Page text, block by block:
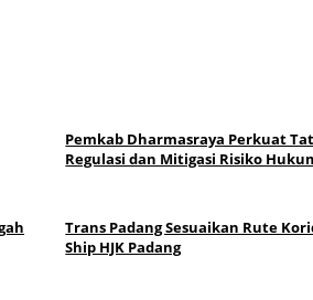
Pemkab Dharmasraya Perkuat
Regulasi dan Mitigasi Risiko
Trans Padang Sesuaikan Rute
Ship HJK Padang